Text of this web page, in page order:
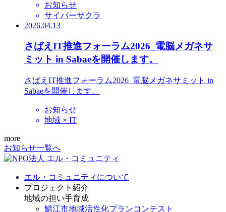
お知らせ
サイバーサクラ
2026.04.13
さばえIT推進フォーラム2026_電脳メガネサ
ミット in Sabaeを開催します。
さばえIT推進フォーラム2026_電脳メガネサミット in
Sabaeを開催します。
お知らせ
地域 × IT
more
お知らせ一覧へ
エル・コミュニティについて
プロジェクト紹介
地域の担い手育成
鯖江市地域活性化プランコンテスト